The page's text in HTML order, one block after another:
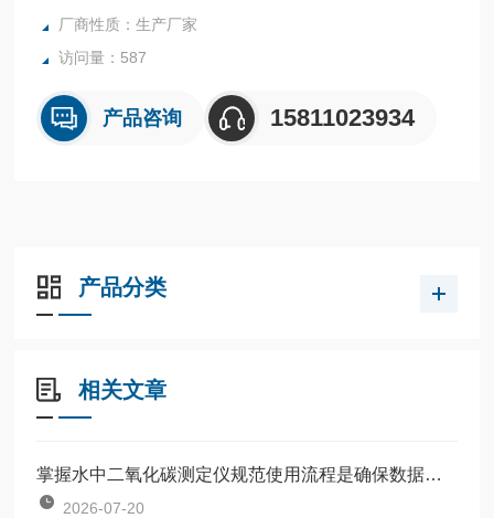
定》中对试验设备的要求。
厂商性质：生产厂家
访问量：587
产品咨询 15811023934
产品分类
相关文章
掌握水中二氧化碳测定仪规范使用流程是确保数据准确可靠的前提
2026-07-20